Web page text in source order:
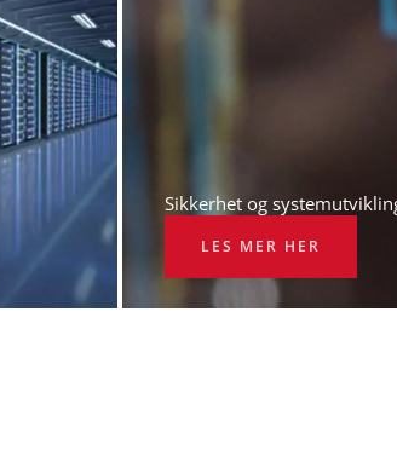
Sikkerhet og
LES MER HER